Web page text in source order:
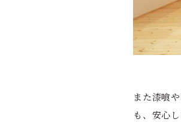
また漆喰
も、安心